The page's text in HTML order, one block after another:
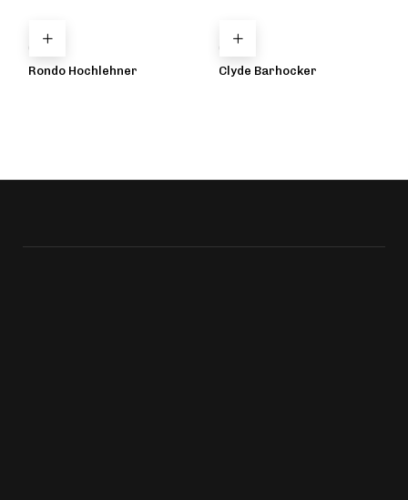
Care
Rondo Hochlehner
Care
Clyde Barhocker